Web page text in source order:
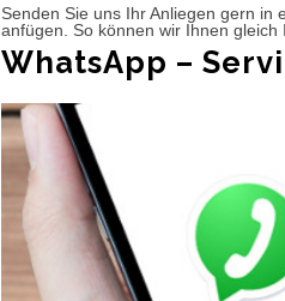
Senden Sie uns Ihr Anliegen gern in
anfügen. So können wir Ihnen gleich
WhatsApp –